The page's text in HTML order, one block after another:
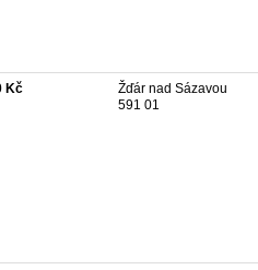
Kč
Žďár nad Sázavou
591 01